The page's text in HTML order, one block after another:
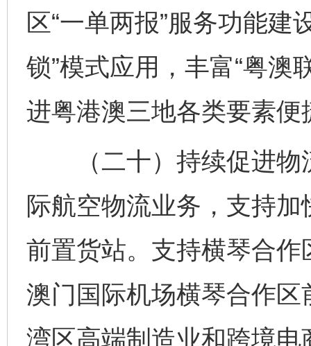
区“一单两报”服务功能建
锁”模式应用，丰富“粤澳
进粤港澳三地各类要素便
（二十）持续促进物
际航空物流业务，支持
前置货站。支持横琴合
澳门国际机场横琴合作
湾区高端制造业和跨境
网上购药对药下症？